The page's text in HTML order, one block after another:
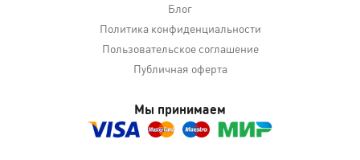
Блог
Политика конфиденциальности
Пользовательское соглашение
Публичная оферта
Мы принимаем